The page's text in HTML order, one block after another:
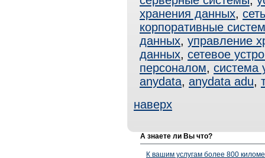
хранения данных,
корпоративные
данных, управление
данных, сетевое
персоналом, система
anydata, anydata adu,
наверх
А знаете ли Вы что?
К вашим услугам более 800